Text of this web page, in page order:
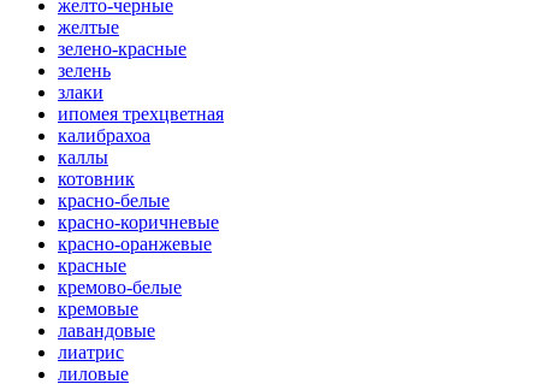
желто-черные
желтые
зелено-красные
зелень
злаки
ипомея трехцветная
калибрахоа
каллы
котовник
красно-белые
красно-коричневые
красно-оранжевые
красные
кремово-белые
кремовые
лавандовые
лиатрис
лиловые